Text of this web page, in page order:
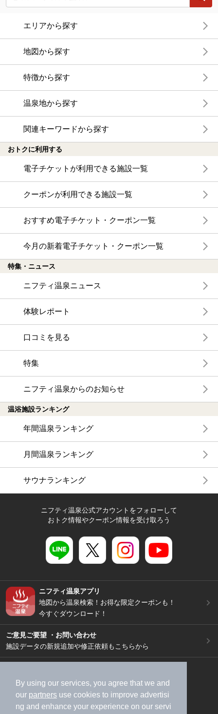
By using our services, you agree that we and
our partners use cookies to improve advertisi
ng and enhance your experience on our servi
エリアから探す
地図から探す
特徴から探す
温泉地から探す
関連キーワードから探す
おトクに利用する
電子チケットが利用できる施設一覧
クーポンが利用できる施設一覧
おすすめ電子チケット・クーポン一覧
今月の新着電子チケット・クーポン一覧
特集・ニュース
ニフティ温泉ニュース
体験レポート
口コミを見る
特集
ニフティ温泉からのお知らせ
温浴施設ランキング
年間温泉ランキング
月間温泉ランキング
サウナランキング
ニフティ温泉公式アカウントをフォローして
おトク情報やクーポン情報を受け取ろう
ニフティ温泉アプリ
地図から温泉検索！お得な限定クーポンも！
今すぐダウンロード！
ご意見ご要望 ・お問い合わせ
施設データの新規追加や修正依頼もこちらから
加盟店募集（資料請求）
広告出稿のご案内
利用規約
ライフスタイルMEMBERS+規約
特定商取引法に基づく表記
ヘルプ 採用情報